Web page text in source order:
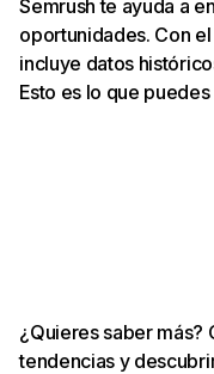
Semrush te ayuda a
oportunidades. Con
incluye datos
Esto es lo que
¿Quieres saber más?
tendencias y